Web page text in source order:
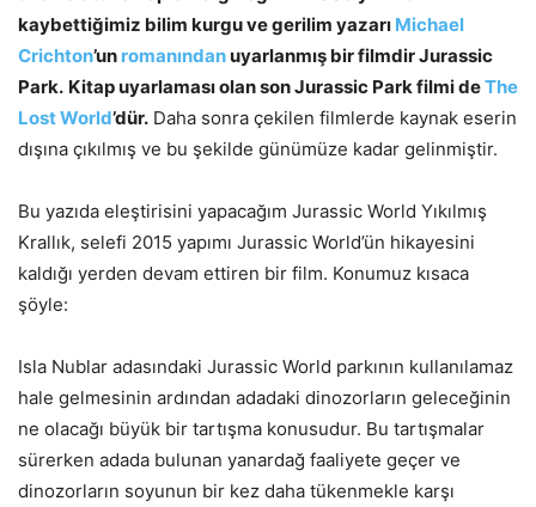
kaybettiğimiz bilim kurgu ve gerilim yazarı Michael
Crichton’un romanındanuyarlanmış bir filmdir Jurassic
Park. Kitap uyarlaması olan son Jurassic Park filmi deThe
Lost World’dür. Daha sonra çekilen filmlerde kaynak eserin
dışına çıkılmış ve bu şekilde günümüze kadar gelinmiştir.
Bu yazıda eleştirisini yapacağım Jurassic World Yıkılmış
Krallık, selefi 2015 yapımı Jurassic World’ün hikayesini
kaldığı yerden devam ettiren bir film. Konumuz kısaca
şöyle:
Isla Nublar adasındaki Jurassic World parkının kullanılamaz
hale gelmesinin ardından adadaki dinozorların geleceğinin
ne olacağı büyük bir tartışma konusudur. Bu tartışmalar
sürerken adada bulunan yanardağ faaliyete geçer ve
dinozorların soyunun bir kez daha tükenmekle karşı